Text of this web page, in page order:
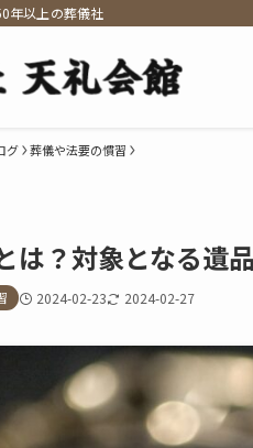
年以上の葬儀社
グ 葬儀や法要の慣習
は？対象となる遺
2024-02-23 2024-02-27